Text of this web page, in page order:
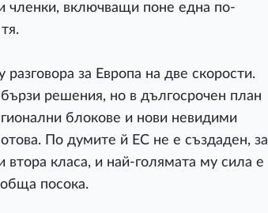
членки, включващи поне една по-
за Европа на две скорости.
решения, но в дългосрочен план
блокове и нови невидими
По думите й ЕС не е създаден, за
класа, и най-голямата му сила е
посока.